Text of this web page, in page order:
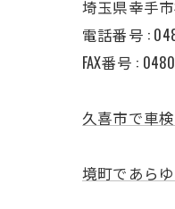
埼玉県幸手
電話番号 :
FAX番号 :
久喜市で車
境町であら